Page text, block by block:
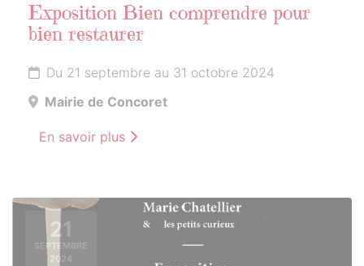
Exposition Bien comprendre pour
bien restaurer
Du 21 septembre au 31 octobre 2024
Mairie de Concoret
En savoir plus
21
SEPTEMBRE
2024